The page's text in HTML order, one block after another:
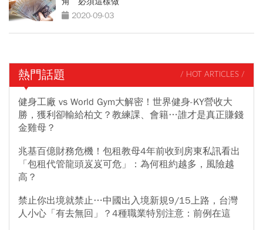
2020-09-03
熱門話題 / HOT ARTICLES /
健身工廠 vs World Gym大解密！世界健身-KY營收大
勝，獲利卻輸給柏文？教練課、會籍…誰才是真正賺錢
金雞母？
兆基百億財務危機！包租教母4年前收到房東私訊看出
「包租代管龍頭岌岌可危」：為何租約越多，風險越
高？
禁止你出境就禁止…中國出入境新規9/15上路，台灣
人小心「有去無回」？4種職業特別注意：前例在這